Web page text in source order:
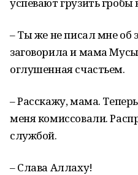
– Ты же не писал мне об
заговорила и мама
оглушенная счастьем.
– Расскажу, мама.
меня комиссовали.
службой.
– Слава Аллаху!